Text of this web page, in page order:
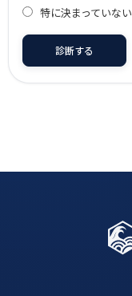
特に決まっていない
診断する